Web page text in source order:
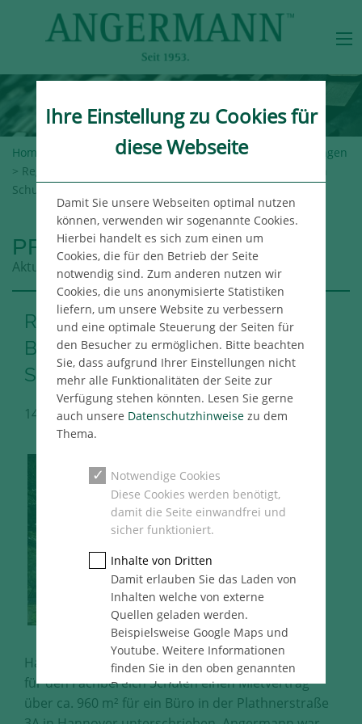
Home Angermann-Gruppe >Newsroom> Pressemeldungen
> Region Hannover mietet Bürofläche für den Fachbereich
Schulen
PRESSEMELDUNGEN
Aktuelle Meldungen aus der Angermann Gruppe
Region Hannover mietet
Bürofläche für den Fachbereich
Schulen
14.11.2023 Hannover Immo Pressemeldung
Hannover, 14.11.2023 – Die Region Hannover hat
für den Fachbereich Schulen einen Mietvertrag
über ca. 960 m² für ein Büro in der Plathnerstraße
Ihre Einstellung zu Cookies für
diese Webseite
Damit Sie unsere Webseiten optimal nutzen
können, verwenden wir sogenannte Cookies.
Hierbei handelt es sich zum einen um
Cookies, die für den Betrieb der Seite
notwendig sind. Zum anderen nutzen wir
Cookies, die uns anonymisierte Statistiken
liefern, um unsere Website zu verbessern
und eine optimale Steuerung der Seiten für
den Besucher zu ermöglichen. Bitte beachten
Sie, dass aufgrund Ihrer Einstellungen nicht
mehr alle Funktionalitäten der Seite zur
Verfügung stehen könnten. Lesen Sie gerne
auch unsere Datenschutzhinweisezu dem
Thema.
Notwendige Cookies
Diese Cookies werden benötigt,
damit die Seite einwandfrei und
sicher funktioniert.
Inhalte von Dritten
Damit erlauben Sie das Laden von
Inhalten welche von externe
Quellen geladen werden.
Beispielsweise Google Maps und
Youtube. Weitere Informationen
finden Sie in den oben genannten
Datenschutzhinweise.
Statistik